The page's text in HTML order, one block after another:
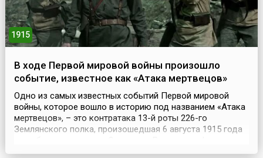
1915
В ходе Первой мировой войны произошло
событие, известное как «Атака мертвецов»
Одно из самых известных событий Первой мировой
войны, которое вошло в историю под названием «Атака
мертвецов», – это контратака 13-й роты 226-го
Землянского полка, произошедшая 6 августа 1915 года
когда при отражении немецкой газовой атаки около